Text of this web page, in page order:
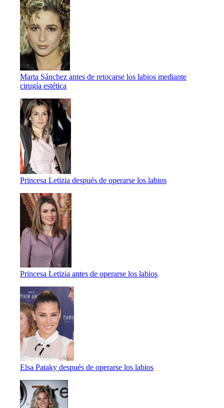
Marta Sánchez antes de retocarse los labios mediante
cirugía estética
Princesa Letizia después de operarse los labios
Princesa Letizia antes de operarse los labios
Elsa Pataky después de operarse los labios